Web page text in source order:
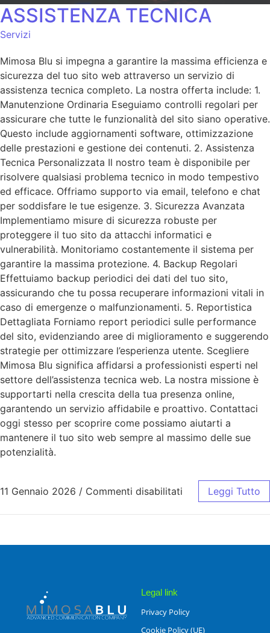
ASSISTENZA TECNICA
Servizi
Mimosa Blu si impegna a garantire la massima efficienza e
sicurezza del tuo sito web attraverso un servizio di
assistenza tecnica completo. La nostra offerta include: 1.
Manutenzione Ordinaria Eseguiamo controlli regolari per
assicurare che tutte le funzionalità del sito siano operative.
Questo include aggiornamenti software, ottimizzazione
delle prestazioni e gestione dei contenuti. 2. Assistenza
Tecnica Personalizzata Il nostro team è disponibile per
risolvere qualsiasi problema tecnico in modo tempestivo
ed efficace. Offriamo supporto via email, telefono e chat
per soddisfare le tue esigenze. 3. Sicurezza Avanzata
Implementiamo misure di sicurezza robuste per
proteggere il tuo sito da attacchi informatici e
vulnerabilità. Monitoriamo costantemente il sistema per
garantire la massima protezione. 4. Backup Regolari
Effettuiamo backup periodici dei dati del tuo sito,
assicurando che tu possa recuperare informazioni vitali in
caso di emergenze o malfunzionamenti. 5. Reportistica
Dettagliata Forniamo report periodici sulle performance
del sito, evidenziando aree di miglioramento e suggerendo
strategie per ottimizzare l’esperienza utente. Scegliere
Mimosa Blu significa affidarsi a professionisti esperti nel
settore dell’assistenza tecnica web. La nostra missione è
supportarti nella crescita della tua presenza online,
garantendo un servizio affidabile e proattivo. Contattaci
oggi stesso per scoprire come possiamo aiutarti a
mantenere il tuo sito web sempre al massimo delle sue
potenzialità.
11 Gennaio 2026 / Commenti disabilitati Leggi Tutto
Legal link
Privacy Policy
Cookie Policy (UE)